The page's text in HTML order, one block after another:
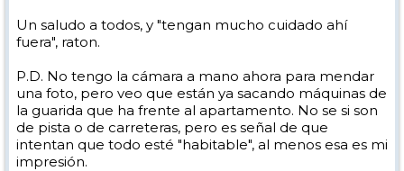
Un saludo a todos, y "tengan mucho cuidado ahí
fuera", raton.
P.D. No tengo la cámara a mano ahora para mendar
una foto, pero veo que están ya sacando máquinas de
la guarida que ha frente al apartamento. No se si son
de pista o de carreteras, pero es señal de que
intentan que todo esté "habitable", al menos esa es mi
impresión.